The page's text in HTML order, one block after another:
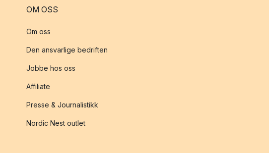
OM OSS
Om oss
Den ansvarlige bedriften
Jobbe hos oss
Affiliate
Presse & Journalistikk
Nordic Nest outlet